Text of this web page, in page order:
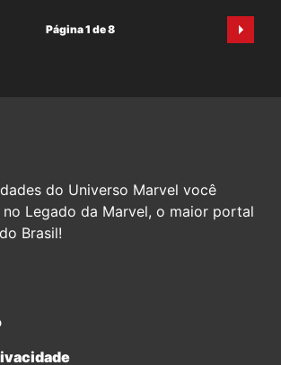
Página 1 de 8
do Universo Marvel você
Legado da Marvel, o maior portal
Brasil!